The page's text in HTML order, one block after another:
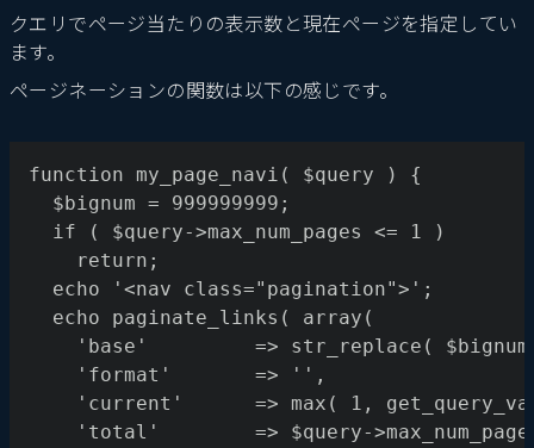
クエリでページ当たりの表示数と現在ページを指定してい
ます。
ページネーションの関数は以下の感じです。
function my_page_navi( $query ) {
  $bignum = 999999999;
  if ( $query->max_num_pages <= 1 )
    return;
  echo '<nav class="pagination">';
  echo paginate_links( array(
'base'         => str_replace(
    'format'       => '',
'current'      => max( 1,
'total'        => $query-